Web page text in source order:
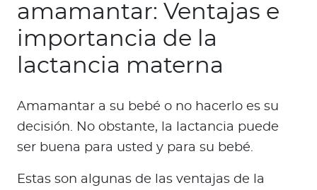
amamantar: Ventajas e
importancia de la
lactancia materna
Amamantar a su bebé o no hacerlo es su
decisión. No obstante, la lactancia puede
ser buena para usted y para su bebé.
Estas son algunas de las ventajas de la